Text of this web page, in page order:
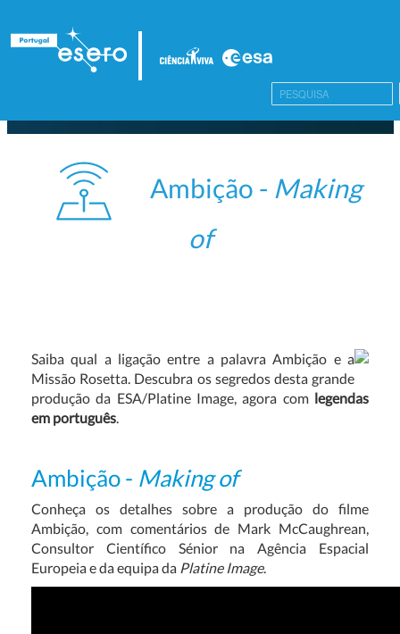
Ambição - Making
of
Saiba qual a ligação entre a palavra Ambição e a
Missão Rosetta. Descubra os segredos desta grande
produção da ESA/Platine Image, agora com legendas
em português.
Ambição - Making of
Conheça os detalhes sobre a produção do filme
Ambição, com comentários de Mark McCaughrean,
Consultor Científico Sénior na Agência Espacial
Europeia e da equipa da Platine Image.